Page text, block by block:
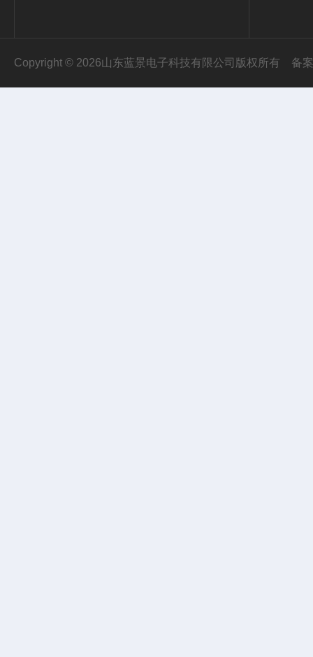
Copyright © 2026山东蓝景电子科技有限公司版权所有 备